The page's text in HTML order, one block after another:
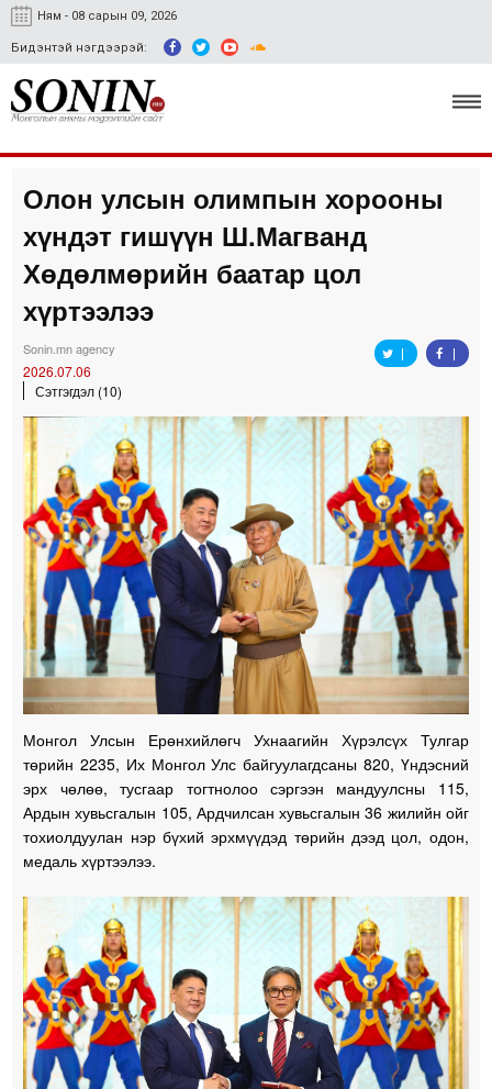
Ням - 08 сарын 09, 2026
Бидэнтэй нэгдээрэй:
Улс төр, эдийн засаг
Гэмт хэрэг
Олон улсын олимпын хорооны
хүндэт гишүүн Ш.Магванд
Хөдөлмөрийн баатар цол
хүртээлээ
Sonin.mn agency
2026.07.06
Сэтгэгдэл (10)
Монгол Улсын Ерөнхийлөгч Ухнаагийн Хүрэлсүх Тулгар
төрийн 2235, Их Монгол Улс байгуулагдсаны 820, Үндэсний
эрх чөлөө, тусгаар тогтнолоо сэргээн мандуулсны 115,
Ардын хувьсгалын 105, Ардчилсан хувьсгалын 36 жилийн ойг
тохиолдуулан нэр бүхий эрхмүүдэд төрийн дээд цол, одон,
медаль хүртээлээ.